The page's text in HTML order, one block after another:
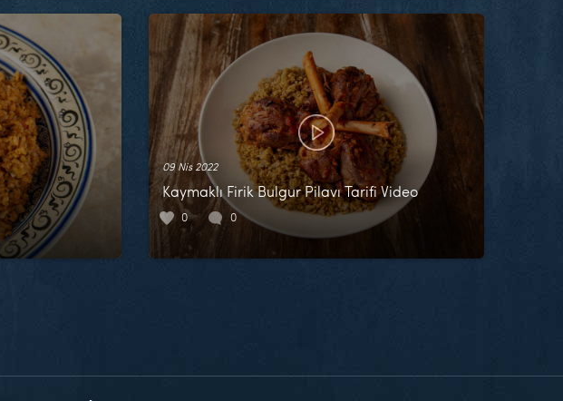
09 Nis 2022
Kaymaklı Firik Bulgur Pilavı Tarifi Video
0 0